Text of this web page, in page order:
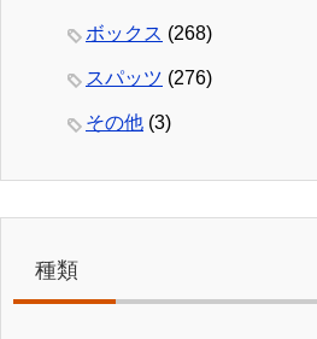
ボックス (268)
スパッツ (276)
その他 (3)
種類